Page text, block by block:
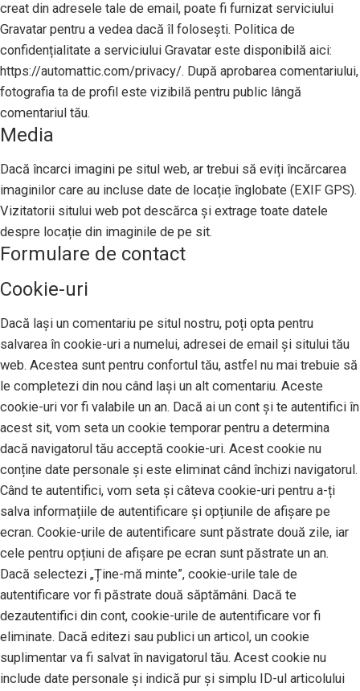
creat din adresele tale de email, poate fi furnizat serviciului
Gravatar pentru a vedea dacă îl folosești. Politica de
confidențialitate a serviciului Gravatar este disponibilă aici:
https://automattic.com/privacy/. După aprobarea comentariului,
fotografia ta de profil este vizibilă pentru public lângă
comentariul tău.
Media
Dacă încarci imagini pe situl web, ar trebui să eviți încărcarea
imaginilor care au incluse date de locație înglobate (EXIF GPS).
Vizitatorii sitului web pot descărca și extrage toate datele
despre locație din imaginile de pe sit.
Formulare de contact
Cookie-uri
Dacă lași un comentariu pe situl nostru, poți opta pentru
salvarea în cookie-uri a numelui, adresei de email și sitului tău
web. Acestea sunt pentru confortul tău, astfel nu mai trebuie să
le completezi din nou când lași un alt comentariu. Aceste
cookie-uri vor fi valabile un an. Dacă ai un cont și te autentifici în
acest sit, vom seta un cookie temporar pentru a determina
dacă navigatorul tău acceptă cookie-uri. Acest cookie nu
conține date personale și este eliminat când închizi navigatorul.
Când te autentifici, vom seta și câteva cookie-uri pentru a-ți
salva informațiile de autentificare și opțiunile de afișare pe
ecran. Cookie-urile de autentificare sunt păstrate două zile, iar
cele pentru opțiuni de afișare pe ecran sunt păstrate un an.
Dacă selectezi „Ține-mă minte”, cookie-urile tale de
autentificare vor fi păstrate două săptămâni. Dacă te
dezautentifici din cont, cookie-urile de autentificare vor fi
eliminate. Dacă editezi sau publici un articol, un cookie
suplimentar va fi salvat în navigatorul tău. Acest cookie nu
include date personale și indică pur și simplu ID-ul articolului